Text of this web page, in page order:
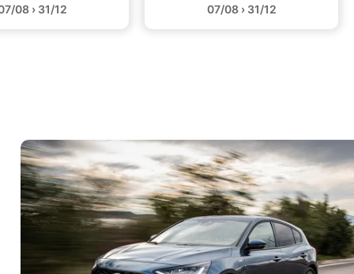
08 › 31/12 07/08 › 31/12